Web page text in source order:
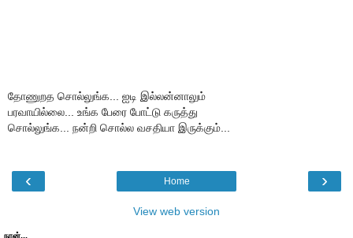
தோணுறத சொல்லுங்க... ஐடி இல்லன்னாலும்
பரவாயில்லை... உங்க பேரை போட்டு கருத்து
சொல்லுங்க... நன்றி சொல்ல வசதியா இருக்கும்...
‹ ›
Home
View web version
நான்...